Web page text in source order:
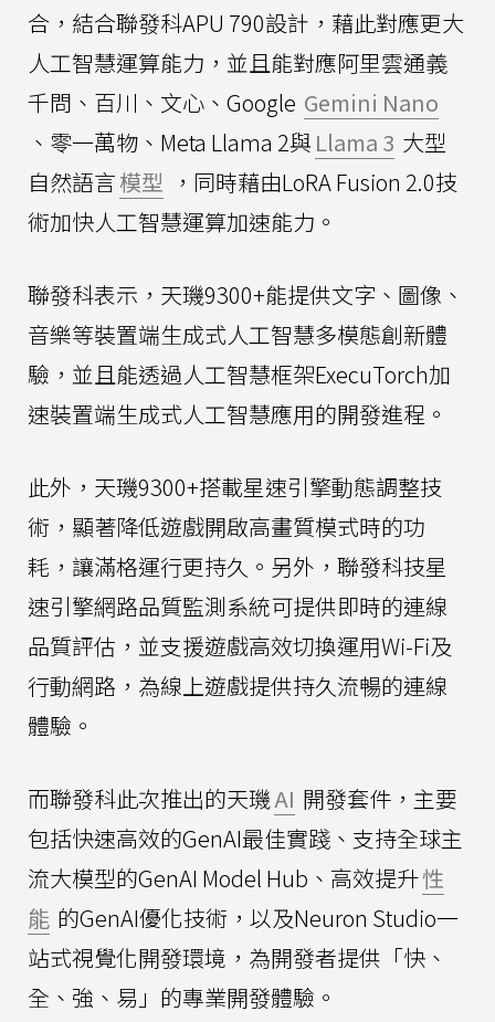
合，結合聯發科APU 790設計，藉此對應更大
人工智慧運算能力，並且能對應阿里雲通義
千問、百川、文心、Google Gemini Nano
、零一萬物、Meta Llama 2與 Llama 3 大型
自然語言模型 ，同時藉由LoRA Fusion 2.0技
術加快人工智慧運算加速能力。
聯發科表示，天璣9300+能提供文字、圖像、
音樂等裝置端生成式人工智慧多模態創新體
驗，並且能透過人工智慧框架ExecuTorch加
速裝置端生成式人工智慧應用的開發進程。
此外，天璣9300+搭載星速引擎動態調整技
術，顯著降低遊戲開啟高畫質模式時的功
耗，讓滿格運行更持久。另外，聯發科技星
速引擎網路品質監測系統可提供即時的連線
品質評估，並支援遊戲高效切換運用Wi-Fi及
行動網路，為線上遊戲提供持久流暢的連線
體驗。
而聯發科此次推出的天璣AI 開發套件，主要
包括快速高效的GenAI最佳實踐、支持全球主
流大模型的GenAI Model Hub、高效提升性
能 的GenAI優化技術，以及Neuron Studio一
站式視覺化開發環境，為開發者提供「快、
全、強、易」的專業開發體驗。